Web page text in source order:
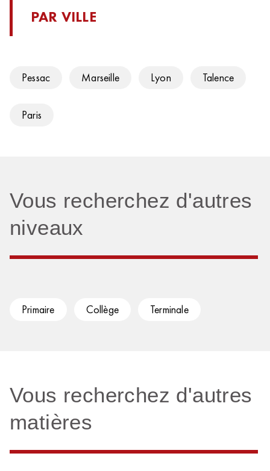
PAR VILLE
Pessac Marseille Lyon Talence
Paris
Vous recherchez d'autres
niveaux
Primaire Collège Terminale
Vous recherchez d'autres
matières